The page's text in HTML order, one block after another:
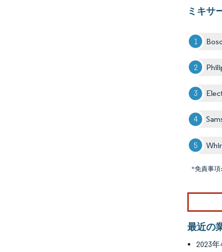
ミキサ
*免責事項
最近の
2023